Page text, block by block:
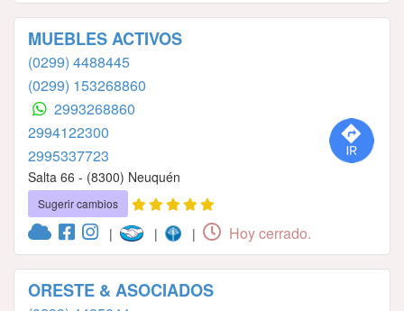
MUEBLES ACTIVOS
(0299) 4488445
(0299) 153268860
2993268860
2994122300
2995337723
Salta 66 - (8300) Neuquén
Sugerir cambios
| | | Hoy cerrado.
ORESTE & ASOCIADOS